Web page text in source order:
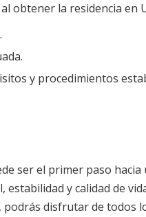
obtener la residencia en
y procedimientos
ser el primer paso hacia
y calidad de
disfrutar de todos